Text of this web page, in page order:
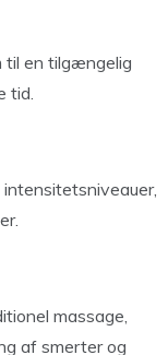
til en tilgængelig
tid.
massage,
af smerter og